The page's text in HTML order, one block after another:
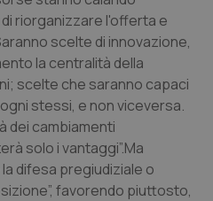
riorganizzare l'offerta e
scelte di innovazione,
la centralità della
scelte che saranno capaci
stessi, e non viceversa.
dei cambiamenti
solo i vantaggi”.Ma
difesa pregiudiziale o
favorendo piuttosto,